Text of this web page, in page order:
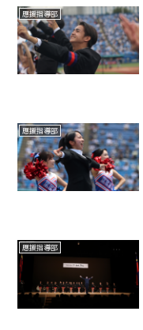
應援指導部
應援指導部
應援指導部